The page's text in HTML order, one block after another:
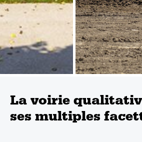
La voirie
ses multiples